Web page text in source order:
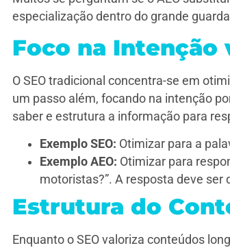
especialização dentro do grande
Foco na Intenção
O SEO tradicional concentra-se em
um passo além, focando na intenção
saber e estrutura a informação para
Exemplo SEO: Otimizar para a
Exemplo AEO: Otimizar para
motoristas?”. A resposta deve
Estrutura do
Enquanto o SEO valoriza conteúdos